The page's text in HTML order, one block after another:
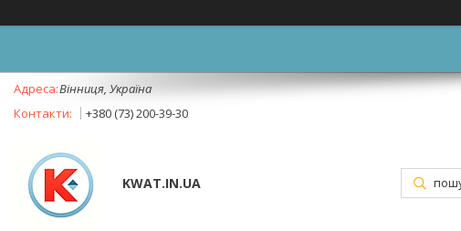
Вінниця, Україна
+380 (73) 200-39-30
KWAT.IN.UA